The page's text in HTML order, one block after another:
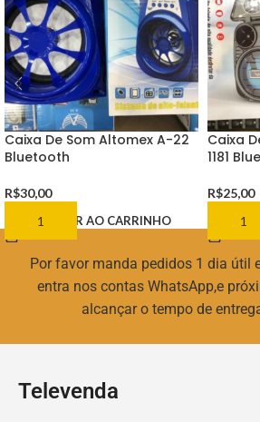
Caixa De Som Altomex A-22
Bluetooth
R$30,00
ADICIONAR AO CARRINHO
Caixa
1181
R$25,00
Por favor manda pedidos 1 dia útil
entra nos contas WhatsApp,e
alcançar o tempo de
Televenda